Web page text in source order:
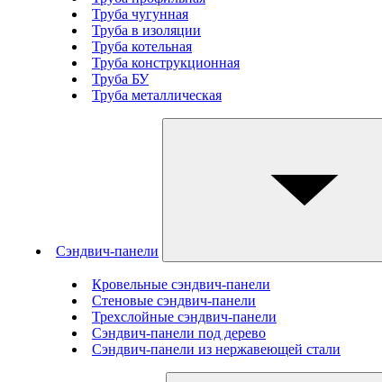
Труба чугунная
Труба в изоляции
Труба котельная
Труба конструкционная
Труба БУ
Труба металлическая
Сэндвич-панели
Кровельные сэндвич-панели
Стеновые cэндвич-панели
Трехслойные сэндвич-панели
Сэндвич-панели под дерево
Сэндвич-панели из нержавеющей стали